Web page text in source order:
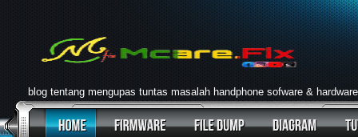
blog tentang mengupas tuntas masalah handphone sofware & hardware